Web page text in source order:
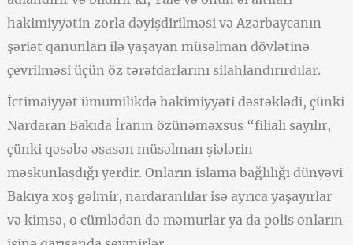
hakimiyyətin zorla dəyişdirilməsi və Azərbaycanın
şəriət qanunları ilə yaşayan müsəlman dövlətinə
çevrilməsi üçün öz tərəfdarlarını silahlandırırdılar.
İctimaiyyət ümumilikdə hakimiyyəti dəstəklədi, çünki
Nardaran Bakıda İranın özünəməxsus “filialı sayılır,
çünki qəsəbə əsasən müsəlman şiələrin
məskunlaşdığı yerdir. Onların islama bağlılığı dünyəvi
Bakıya xoş gəlmir, nardaranlılar isə ayrıca yaşayırlar
və kimsə, o cümlədən də məmurlar ya da polis onların